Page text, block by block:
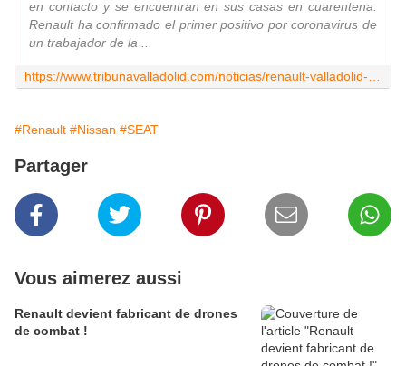
en contacto y se encuentran en sus casas en cuarentena.
Renault ha confirmado el primer positivo por coronavirus de
un trabajador de la ...
https://www.tribunavalladolid.com/noticias/renault-valladolid-confirma-el-primer-caso-por-coronavirus-en-la-factoria-de-motores/1584118862
#Renault #Nissan #SEAT
Partager
Vous aimerez aussi
Renault devient fabricant de drones
de combat !